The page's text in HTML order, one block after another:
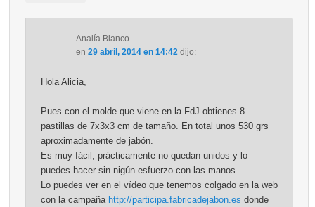
Analía Blanco
en 29 abril, 2014 en 14:42 dijo:
Hola Alicia,
Pues con el molde que viene en la FdJ obtienes 8
pastillas de 7x3x3 cm de tamaño. En total unos 530 grs
aproximadamente de jabón.
Es muy fácil, prácticamente no quedan unidos y lo
puedes hacer sin nigún esfuerzo con las manos.
Lo puedes ver en el vídeo que tenemos colgado en la web
con la campaña http://participa.fabricadejabon.es donde